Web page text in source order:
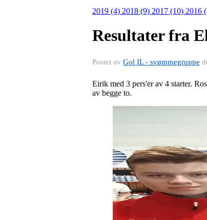
2019 (4) 2018 (9) 2017 (10) 2016
Resultater fra
Postet av Gol IL - svømmegruppe
Eirik med 3 pers'er av 4 starter.
av begge to.